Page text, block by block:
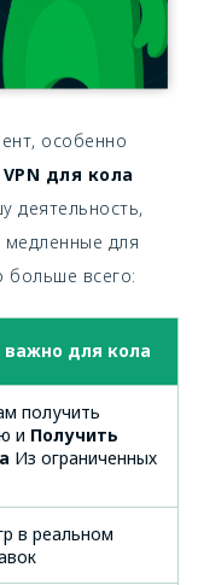
особенно
для кола
деятельность,
медленные для
больше всего:
важно для кола
получить
и Получить
Из ограниченных
в реальном